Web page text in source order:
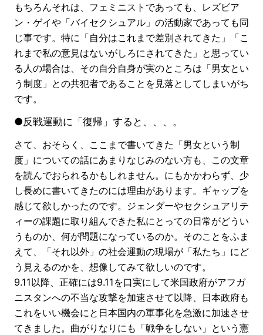
もちろんそれは、フェミニストであっても、レズビア
ン・ゲイや「バイセクシュアル」の活動家であっても同
じ事です。特に「自分はこれまで差別されてきた」「こ
れまで私の意見はないがしろにされてきた」と思ってい
る人の場合は、その自分自身が実のところは「男女とい
う制度」との共犯者であることを見落としてしまいがち
です。
●反戦運動に「復帰」すると、、、。
さて、おそらく、ここまで書いてきた「男女という制
度」についての話にあまりなじみのない方も、この文章
を読んでおられるかもしれません。にもかかわらず、少
し長めに書いてきたのには理由があります。ギャップを
感じて欲しかったのです。ジェンダーやセクシュアリテ
ィーの課題に取り組んできた私にとっての日常がどうい
うものか、何が問題になっているのか。そのことをふま
えて、「それ以外」の社会運動の現場が「私たち」にど
う見えるのかを、想像してみて欲しいのです。
9.11以降、正確には9.11を口実にして米国政府がアフガ
ニスタンへの不当な攻撃を加速させて以降、日本政府も
これをいい機会にと日本国内の軍事化を急激に加速させ
てきました。曲がりなりにも「戦争をしない」という憲